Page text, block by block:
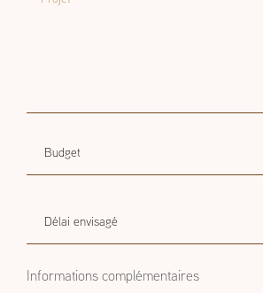
Budget
estimatif
Budget estimatif
Délai
envisagé
Délai envisagé
Informations complémentaires